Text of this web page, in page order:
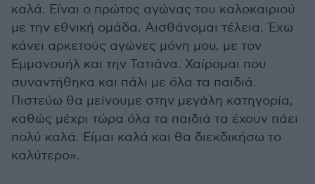
καλά. Είναι ο πρώτος αγώνας του καλοκαιριού
με την εθνική ομάδα. Αισθάνομαι τέλεια. Έχω
κάνει αρκετούς αγώνες μόνη μου, με τον
Εμμανουήλ και την Τατιάνα. Χαίρομαι που
συναντήθηκα και πάλι με όλα τα παιδιά.
Πιστεύω θα μείνουμε στην μεγάλη κατηγορία,
καθώς μέχρι τώρα όλα τα παιδιά τα έχουν πάει
πολύ καλά. Είμαι καλά και θα διεκδικήσω το
καλύτερο».